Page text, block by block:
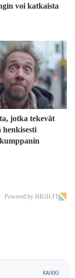
voi katkaista
jotka tekevät
henkisesti
Powered by HIGH.FI
KAIKKI